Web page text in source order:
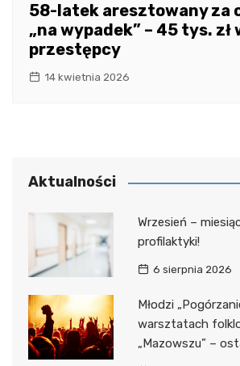
58-latek aresztowany za
„na wypadek” – 45 tys. zł
przestępcy
14 kwietnia 2026
Aktualności
Wrzesień –
profilaktyki!
6 sierpnia 2026
Młodzi
warsztatach
„Mazowszu” –